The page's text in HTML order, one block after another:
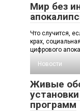
Мир без
Что случится,
крах,
цифрового
Новости
Живые
программ